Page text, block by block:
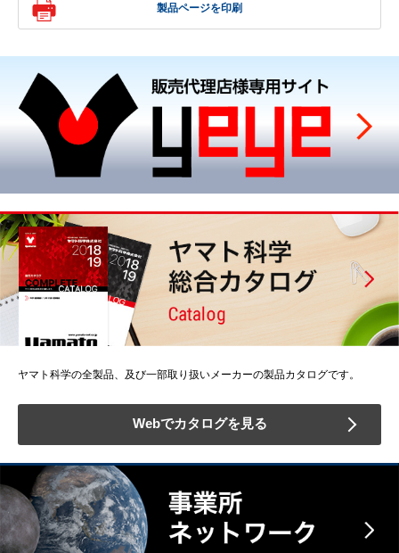
製品ページを印刷
ヤマト科学の全製品、及び一部取り扱いメーカーの製品カタログです。
Webでカタログを見る